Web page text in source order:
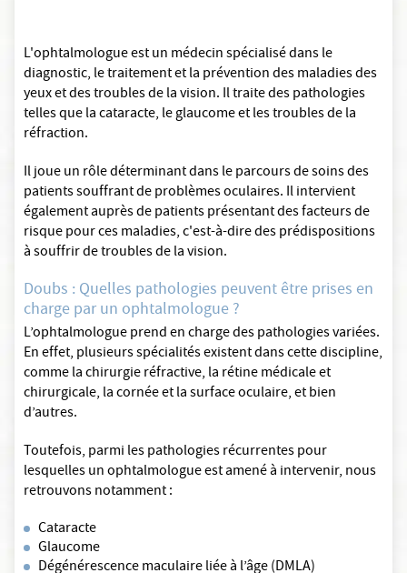
L'ophtalmologue est un médecin spécialisé dans le
diagnostic, le traitement et la prévention des maladies des
yeux et des troubles de la vision. Il traite des pathologies
telles que la cataracte, le glaucome et les troubles de la
réfraction.
Il joue un rôle déterminant dans le parcours de soins des
patients souffrant de problèmes oculaires. Il intervient
également auprès de patients présentant des facteurs de
risque pour ces maladies, c'est-à-dire des prédispositions
à souffrir de troubles de la vision.
Doubs : Quelles pathologies peuvent être prises en
charge par un ophtalmologue ?
L’ophtalmologue prend en charge des pathologies variées.
En effet, plusieurs spécialités existent dans cette discipline,
comme la chirurgie réfractive, la rétine médicale et
chirurgicale, la cornée et la surface oculaire, et bien
d’autres.
Toutefois, parmi les pathologies récurrentes pour
lesquelles un ophtalmologue est amené à intervenir, nous
retrouvons notamment :
Cataracte
Glaucome
Dégénérescence maculaire liée à l’âge (DMLA)